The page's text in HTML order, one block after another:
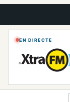
EN DIRECTE